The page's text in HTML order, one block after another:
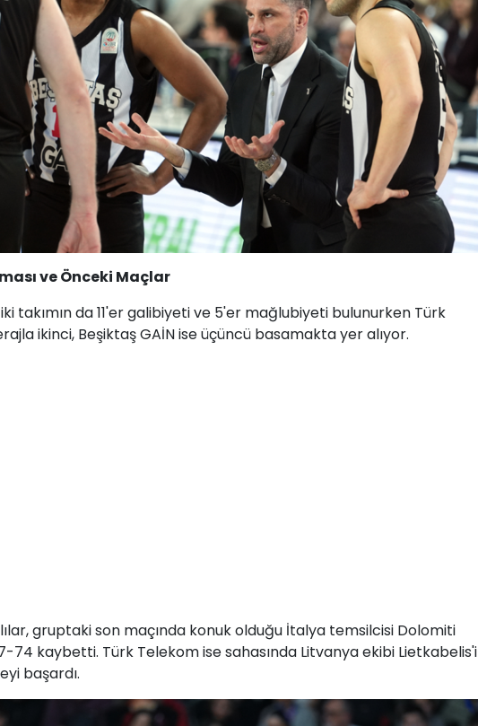
ve Önceki Maçlar
takımın da 11'er galibiyeti ve 5'er mağlubiyeti bulunurken Türk
ikinci, Beşiktaş GAİN ise üçüncü basamakta yer alıyor.
gruptaki son maçında konuk olduğu İtalya temsilcisi Dolomiti
74 kaybetti. Türk Telekom ise sahasında Litvanya ekibi Lietkabelis'i
başardı.